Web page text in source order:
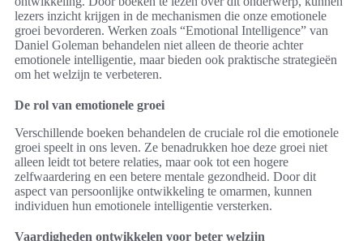
lezers inzicht krijgen in de mechanismen die onze emotionele
groei bevorderen. Werken zoals “Emotional Intelligence” van
Daniel Goleman behandelen niet alleen de theorie achter
emotionele intelligentie, maar bieden ook praktische strategieën
om het welzijn te verbeteren.
De rol van emotionele groei
Verschillende boeken behandelen de cruciale rol die emotionele
groei speelt in ons leven. Ze benadrukken hoe deze groei niet
alleen leidt tot betere relaties, maar ook tot een hogere
zelfwaardering en een betere mentale gezondheid. Door dit
aspect van persoonlijke ontwikkeling te omarmen, kunnen
individuen hun emotionele intelligentie versterken.
Vaardigheden ontwikkelen voor beter welzijn